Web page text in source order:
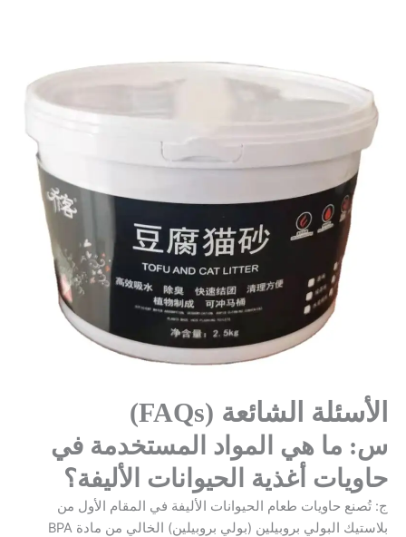
الأسئلة الشائعة (FAQs)
س: ما هي المواد المستخدمة في
حاويات أغذية الحيوانات الأليفة؟
ج: تُصنع حاويات طعام الحيوانات الأليفة في المقام الأول من
بلاستيك البولي بروبيلين (بولي بروبيلين) الخالي من مادة BPA